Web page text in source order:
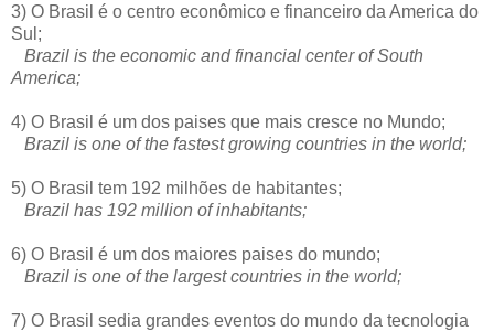
3) O Brasil é o centro econômico e financeiro da America do
Sul;
Brazil is the economic and financial center of South
America;
4) O Brasil é um dos paises que mais cresce no Mundo;
Brazil is one of the fastest growing countries in the world;
5) O Brasil tem 192 milhões de habitantes;
Brazil has 192 million of inhabitants;
6) O Brasil é um dos maiores paises do mundo;
Brazil is one of the largest countries in the world;
7) O Brasil sedia grandes eventos do mundo da tecnologia